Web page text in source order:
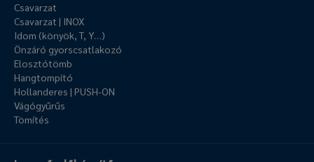
Csavarzat
Csavarzat | INOX
Idom (könyök, T, Y…)
Önzáró gyorscsatlakozó
Elosztótömb
Hangtompító
Hollanderes | PUSH-ON
Vágógyűrűs
Tömítés